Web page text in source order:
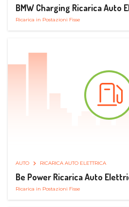
BMW Charging Ricarica Auto
Ricarica in Postazioni Fisse
AUTO RICARICA AUTO ELETTRICA
Be Power Ricarica Auto
Ricarica in Postazioni Fisse